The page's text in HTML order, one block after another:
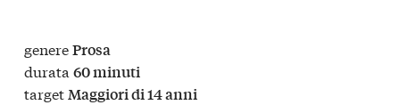
genereProsa
durata 60 minuti
targetMaggiori di 14 anni